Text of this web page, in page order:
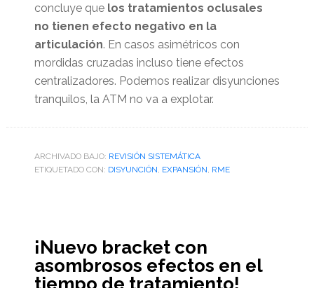
concluye que los tratamientos oclusales
no tienen efecto negativo en la
articulación. En casos asimétricos con
mordidas cruzadas incluso tiene efectos
centralizadores. Podemos realizar disyunciones
tranquilos, la ATM no va a explotar.
ARCHIVADO BAJO: REVISIÓN SISTEMÁTICA
ETIQUETADO CON: DISYUNCIÓN, EXPANSIÓN, RME
¡Nuevo bracket con
asombrosos efectos en el
tiempo de tratamiento!